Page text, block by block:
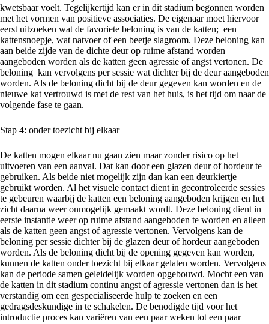
kwetsbaar voelt. Tegelijkertijd kan er in dit stadium begonnen worden
met het vormen van positieve associaties. De eigenaar moet hiervoor
eerst uitzoeken wat de favoriete beloning is van de katten; een
kattensnoepje, wat natvoer of een beetje slagroom. Deze beloning kan
aan beide zijde van de dichte deur op ruime afstand worden
aangeboden worden als de katten geen agressie of angst vertonen. De
beloning kan vervolgens per sessie wat dichter bij de deur aangeboden
worden. Als de beloning dicht bij de deur gegeven kan worden en de
nieuwe kat vertrouwd is met de rest van het huis, is het tijd om naar de
volgende fase te gaan.
Stap 4: onder toezicht bij elkaar
De katten mogen elkaar nu gaan zien maar zonder risico op het
uitvoeren van een aanval. Dat kan door een glazen deur of hordeur te
gebruiken. Als beide niet mogelijk zijn dan kan een deurkiertje
gebruikt worden. Al het visuele contact dient in gecontroleerde sessies
te gebeuren waarbij de katten een beloning aangeboden krijgen en het
zicht daarna weer onmogelijk gemaakt wordt. Deze beloning dient in
eerste instantie weer op ruime afstand aangeboden te worden en alleen
als de katten geen angst of agressie vertonen. Vervolgens kan de
beloning per sessie dichter bij de glazen deur of hordeur aangeboden
worden. Als de beloning dicht bij de opening gegeven kan worden,
kunnen de katten onder toezicht bij elkaar gelaten worden. Vervolgens
kan de periode samen geleidelijk worden opgebouwd. Mocht een van
de katten in dit stadium continu angst of agressie vertonen dan is het
verstandig om een gespecialiseerde hulp te zoeken en een
gedragsdeskundige in te schakelen. De benodigde tijd voor het
introductie proces kan variëren van een paar weken tot een paar